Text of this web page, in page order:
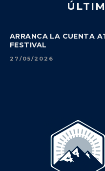
ARRANCA LA CUENTA
FESTIVAL
27/05/2026